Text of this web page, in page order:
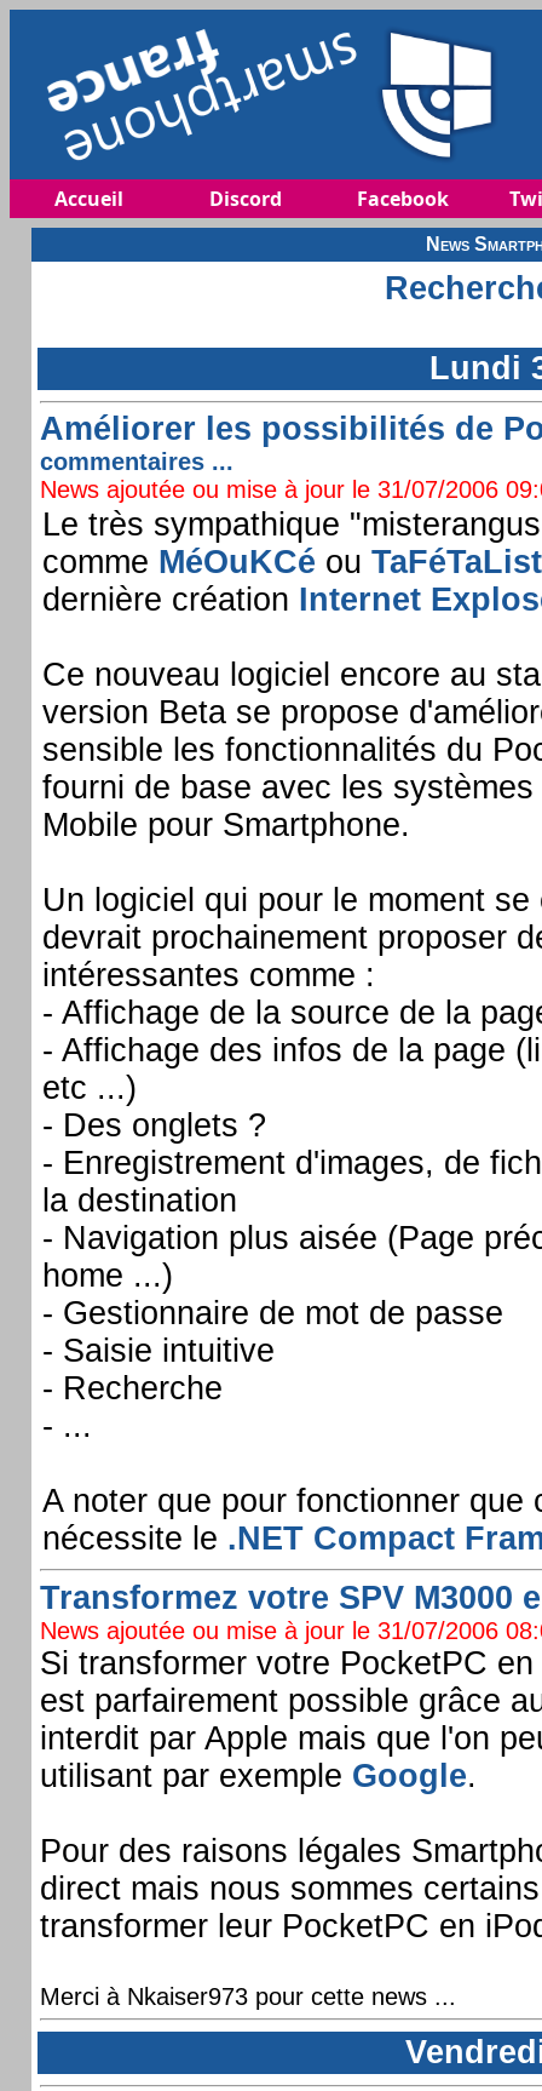
Accueil Discord Facebook
News
Lundi
Améliorer les possibilités de
commentaires ...
News ajoutée ou mise à jour le 31/07/2006
Le très sympathique
comme MéOuKCé ou
dernière création Internet
Ce nouveau logiciel encore au
version Beta se propose
sensible les fonctionnalités du
fourni de base avec les
Mobile pour Smartphone.
Un logiciel qui pour le moment
devrait prochainement proposer
intéressantes comme :
- Affichage de la source de la
- Affichage des infos de la page
etc ...)
- Des onglets ?
- Enregistrement d'images, de
la destination
- Navigation plus aisée (Page
home ...)
- Gestionnaire de mot de passe
- Saisie intuitive
- Recherche
- ...
A noter que pour fonctionner que
nécessite le .NET Compact
Transformez votre SPV M3000
News ajoutée ou mise à jour le 31/07/2006
Si transformer votre PocketPC
est parfairement possible grâce
interdit par Apple mais que l'on
utilisant par exemple Google.
Pour des raisons légales
direct mais nous sommes
transformer leur PocketPC en
Merci à Nkaiser973 pour cette news ...